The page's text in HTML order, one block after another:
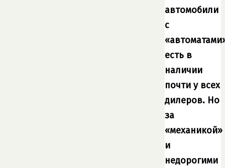
автомобили
с
есть в
наличии
почти у всех
дилеров. Но
за
«механикой»
и
недорогими